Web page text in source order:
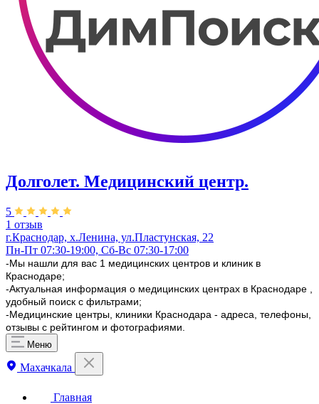
Долголет. Медицинский центр.
5
1 отзыв
г.Краснодар, х.Ленина, ул.Пластунская, 22
Пн-Пт 07:30-19:00, Сб-Вс 07:30-17:00
-Мы нашли для вас 1 медицинских центров и клиник в
Краснодаре;
-Актуальная информация о медицинских центрах в Краснодаре ,
удобный поиск с фильтрами;
-Медицинские центры, клиники Краснодара - адреса, телефоны,
отзывы с рейтингом и фотографиями.
Меню
Махачкала
Главная